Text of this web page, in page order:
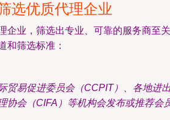
选优质代理企业
企业，筛选出专业、可靠的服务商至关
和筛选标准：
贸易促进委员会（CCPIT）、各地进
协会（CIFA）等机构会发布或推荐会